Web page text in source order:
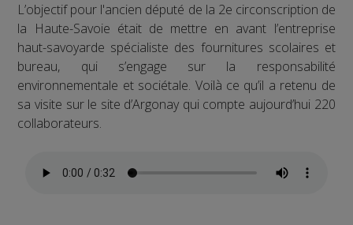
L’objectif pour l'ancien député de la 2e circonscription de
la Haute-Savoie était de mettre en avant l’entreprise
haut-savoyarde spécialiste des fournitures scolaires et
bureau, qui s’engage sur la responsabilité
environnementale et sociétale. Voilà ce qu’il a retenu de
sa visite sur le site d’Argonay qui compte aujourd’hui 220
collaborateurs.